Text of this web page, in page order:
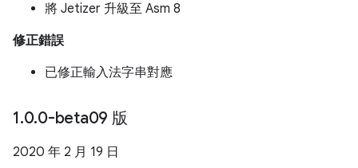
將 Jetizer 升級至 Asm 8
修正錯誤
已修正輸入法字串對應
1.0.0-beta09 版
2020 年 2 月 19 日